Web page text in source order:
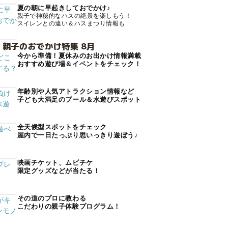
夏の朝に早起きしておでかけ♪
親子で神秘的なハスの絶景を楽しもう！
スイレンとの違い＆ハスまつり情報も
子のおでかけ特集 8月
今から準備！夏休みのお出かけ情報満載
おすすめ遊び場＆イベントをチェック！
年齢別や人気アトラクション情報など
子ども大満足のプール＆水遊びスポット
全天候型スポットをチェック
屋内で一日たっぷり思いっきり遊ぼう♪
映画チケット、ムビチケ
限定グッズなどが当たる！
その道のプロに教わる
こだわりの親子体験プログラム！